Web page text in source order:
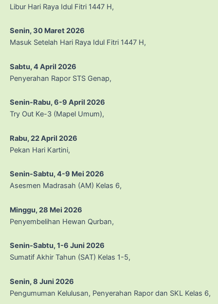
Libur Hari Raya Idul Fitri 1447 H,
Senin, 30 Maret 2026
Masuk Setelah Hari Raya Idul Fitri 1447 H,
Sabtu, 4 April 2026
Penyerahan Rapor STS Genap,
Senin-Rabu, 6-9 April 2026
Try Out Ke-3 (Mapel Umum),
Rabu, 22 April 2026
Pekan Hari Kartini,
Senin-Sabtu, 4-9 Mei 2026
Asesmen Madrasah (AM) Kelas 6,
Minggu, 28 Mei 2026
Penyembelihan Hewan Qurban,
Senin-Sabtu, 1-6 Juni 2026
Sumatif Akhir Tahun (SAT) Kelas 1-5,
Senin, 8 Juni 2026
Pengumuman Kelulusan, Penyerahan Rapor dan SKL Kelas 6,